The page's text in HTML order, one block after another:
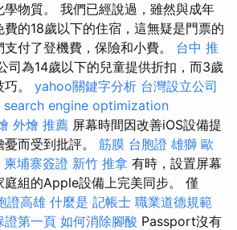
物質。 我們已經說過，雖然與成年
費的18歲以下的住宿，這無疑是門票的
付了登機費，保險和小費。 台中 推
司為14歲以下的兒童提供折扣，而3歲
。 yahoo關鍵字分析 台灣設立公司
search engine optimization
外燴 推薦 屏幕時間因改善iOS設備提
而受到批評。 筋膜 台胞證 雄獅 歐
柬埔寨簽證 新竹 推拿 有時，設置屏幕
庭組的Apple設備上完美同步。 僅
證高雄 什麼是 記帳士 職業道德規範
證第一頁 如何消除腳酸 Passport沒有